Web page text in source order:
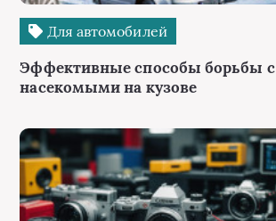
Для автомобилей
Эффективные способы борьбы с
насекомыми на кузове